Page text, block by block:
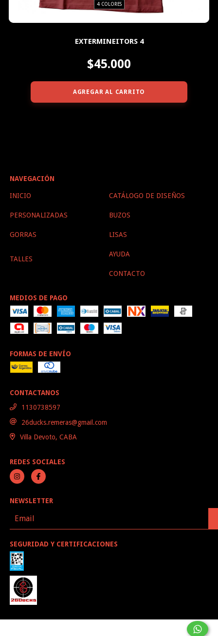
4 COLORES
EXTERMINEITORS 4
$45.000
AGREGAR AL CARRITO
NAVEGACIÓN
INICIO CATÁLOGO DE DISEÑOS
PERSONALIZADAS BUZOS
GORRAS LISAS
TALLES
AYUDA
CONTACTO
MEDIOS DE PAGO
FORMAS DE ENVÍO
CONTACTANOS
1130738597
26ducks.remeras@gmail.com
Villa Devoto, CABA
REDES SOCIALES
NEWSLETTER
SEGURIDAD Y CERTIFICACIONES